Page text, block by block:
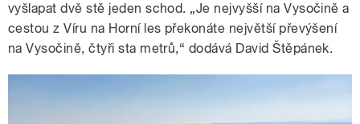
vyšlapat dvě stě jeden schod. „Je nejvyšší na Vysočině a
cestou z Víru na Horní les překonáte největší převýšení
na Vysočině, čtyři sta metrů,“ dodává David Štěpánek.